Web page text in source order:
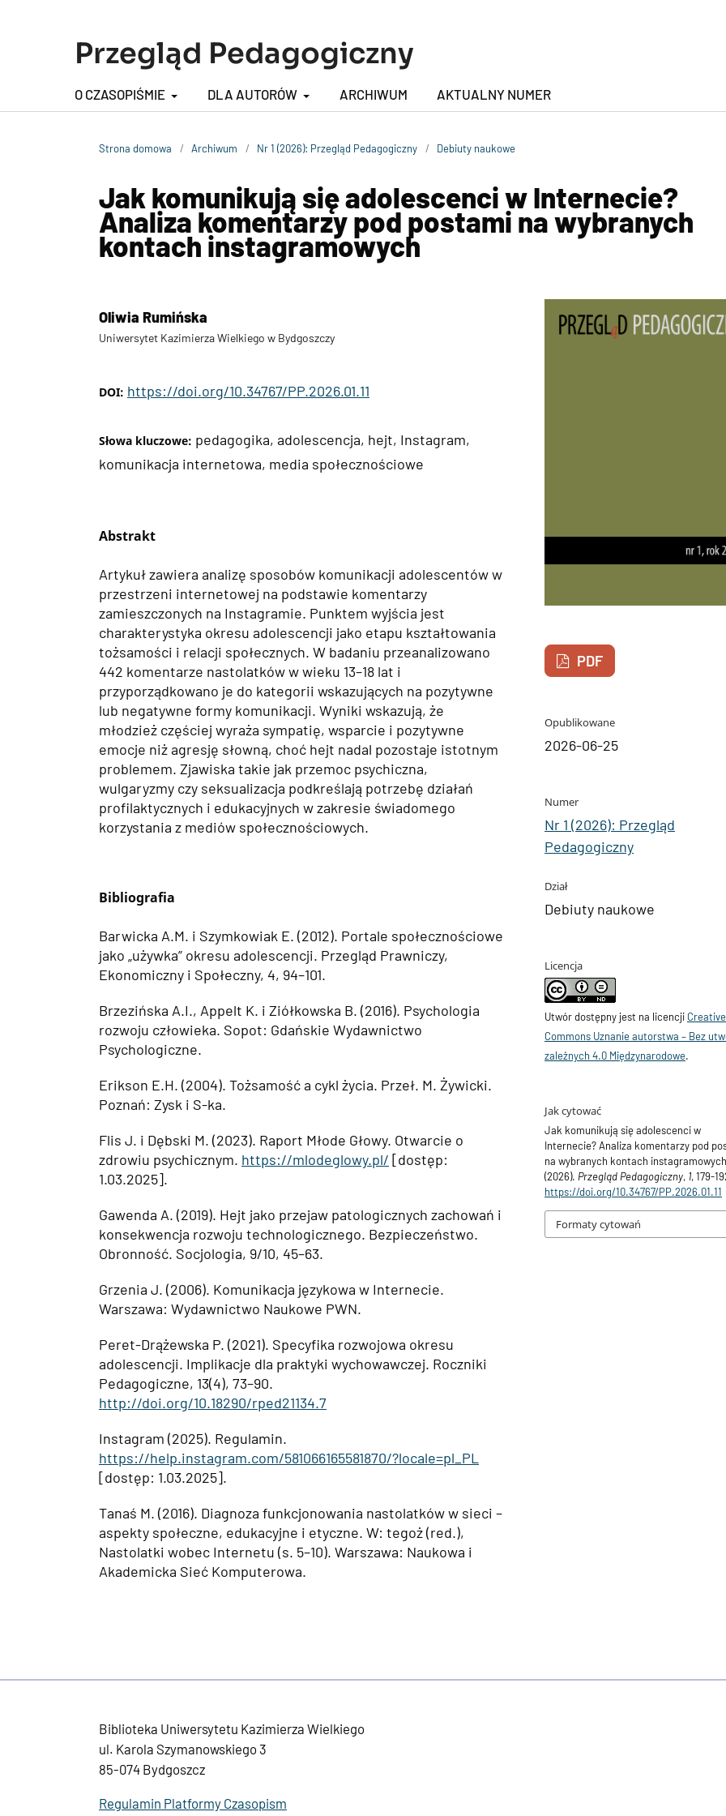
Przegląd Pedagogiczny
O CZASOPIŚMIE DLA AUTORÓW ARCHIWUM AKTUALNY NUMER
Strona domowa / Archiwum / Nr 1 (2026): Przegląd Pedagogiczny / Debiuty naukowe
Jak komunikują się adolescenci w Internecie?
Analiza komentarzy pod postami na wybranych
kontach instagramowych
Oliwia Rumińska
Uniwersytet Kazimierza Wielkiego w Bydgoszczy
DOI: https://doi.org/10.34767/PP.2026.01.11
Słowa kluczowe: pedagogika, adolescencja, hejt, Instagram,
komunikacja internetowa, media społecznościowe
Abstrakt
Artykuł zawiera analizę sposobów komunikacji adolescentów w
przestrzeni internetowej na podstawie komentarzy
zamieszczonych na Instagramie. Punktem wyjścia jest
charakterystyka okresu adolescencji jako etapu kształtowania
tożsamości i relacji społecznych. W badaniu przeanalizowano
442 komentarze nastolatków w wieku 13–18 lat i
przyporządkowano je do kategorii wskazujących na pozytywne
lub negatywne formy komunikacji. Wyniki wskazują, że
młodzież częściej wyraża sympatię, wsparcie i pozytywne
emocje niż agresję słowną, choć hejt nadal pozostaje istotnym
problemem. Zjawiska takie jak przemoc psychiczna,
wulgaryzmy czy seksualizacja podkreślają potrzebę działań
profilaktycznych i edukacyjnych w zakresie świadomego
korzystania z mediów społecznościowych.
Bibliografia
Barwicka A.M. i Szymkowiak E. (2012). Portale społecznościowe
jako „używka” okresu adolescencji. Przegląd Prawniczy,
Ekonomiczny i Społeczny, 4, 94–101.
Brzezińska A.I., Appelt K. i Ziółkowska B. (2016). Psychologia
rozwoju człowieka. Sopot: Gdańskie Wydawnictwo
Psychologiczne.
Erikson E.H. (2004). Tożsamość a cykl życia. Przeł. M. Żywicki.
Poznań: Zysk i S-ka.
Flis J. i Dębski M. (2023). Raport Młode Głowy. Otwarcie o
zdrowiu psychicznym. https://mlodeglowy.pl/ [dostęp:
1.03.2025].
Gawenda A. (2019). Hejt jako przejaw patologicznych zachowań i
konsekwencja rozwoju technologicznego. Bezpieczeństwo.
Obronność. Socjologia, 9/10, 45–63.
Grzenia J. (2006). Komunikacja językowa w Internecie.
Warszawa: Wydawnictwo Naukowe PWN.
Peret-Drążewska P. (2021). Specyfika rozwojowa okresu
adolescencji. Implikacje dla praktyki wychowawczej. Roczniki
Pedagogiczne, 13(4), 73–90.
http://doi.org/10.18290/rped21134.7
Instagram (2025). Regulamin.
https://help.instagram.com/581066165581870/?locale=pl_PL
[dostęp: 1.03.2025].
Tanaś M. (2016). Diagnoza funkcjonowania nastolatków w sieci –
aspekty społeczne, edukacyjne i etyczne. W: tegoż (red.),
Nastolatki wobec Internetu (s. 5–10). Warszawa: Naukowa i
Akademicka Sieć Komputerowa.
PDF
Opublikowane
2026-06-25
Numer
Nr 1 (2026): Przegląd
Pedagogiczny
Dział
Debiuty naukowe
Licencja
Utwór dostępny jest na licencji Creative
Commons Uznanie autorstwa – Bez
zależnych 4.0 Międzynarodowe.
Jak cytować
Jak komunikują się adolescenci w
Internecie? Analiza komentarzy pod
na wybranych kontach
(2026). Przegląd Pedagogiczny, 1, 179-
https://doi.org/10.34767/PP.2026.01.11
Formaty cytowań
Biblioteka Uniwersytetu Kazimierza Wielkiego
ul. Karola Szymanowskiego 3
85-074 Bydgoszcz
Regulamin Platformy Czasopism